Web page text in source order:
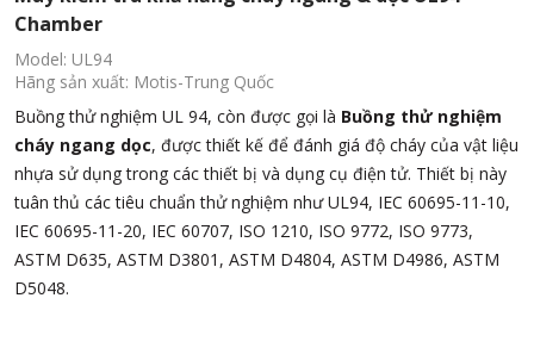
Chamber
Model: UL94
Hãng sản xuất: Motis-Trung Quốc
Buồng thử nghiệm UL 94, còn được gọi là Buồng thử nghiệm
cháy ngang dọc, được thiết kế để đánh giá độ cháy của vật liệu
nhựa sử dụng trong các thiết bị và dụng cụ điện tử. Thiết bị này
tuân thủ các tiêu chuẩn thử nghiệm như UL94, IEC 60695-11-10,
IEC 60695-11-20, IEC 60707, ISO 1210, ISO 9772, ISO 9773,
ASTM D635, ASTM D3801, ASTM D4804, ASTM D4986, ASTM
D5048.